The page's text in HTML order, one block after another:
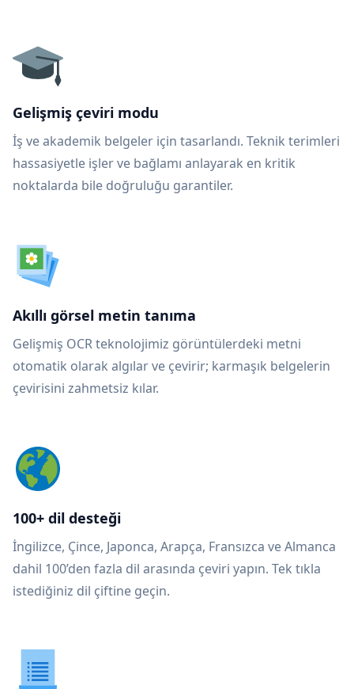
Gelişmiş çeviri modu
İş ve akademik belgeler için tasarlandı. Teknik terimleri
hassasiyetle işler ve bağlamı anlayarak en kritik
noktalarda bile doğruluğu garantiler.
Akıllı görsel metin tanıma
Gelişmiş OCR teknolojimiz görüntülerdeki metni
otomatik olarak algılar ve çevirir; karmaşık belgelerin
çevirisini zahmetsiz kılar.
100+ dil desteği
İngilizce, Çince, Japonca, Arapça, Fransızca ve Almanca
dahil 100’den fazla dil arasında çeviri yapın. Tek tıkla
istediğiniz dil çiftine geçin.